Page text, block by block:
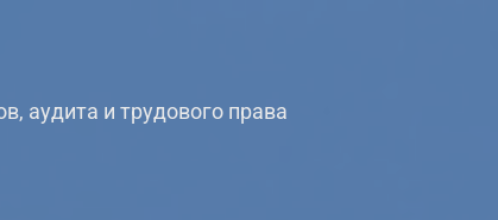
аудита и трудового права